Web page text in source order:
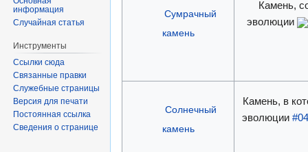
Сумрачный
камень
Камень,
эволюции
Солнечный
камень
Камень, в
эволюции
информация
Случайная статья
Инструменты
Ссылки сюда
Связанные правки
Служебные страницы
Версия для печати
Постоянная ссылка
Сведения о странице